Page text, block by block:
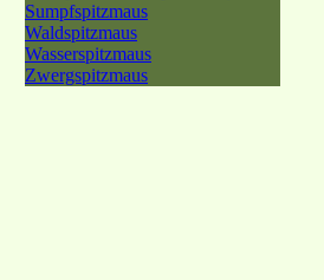
Sumpfspitzmaus
Waldspitzmaus
Wasserspitzmaus
Zwergspitzmaus